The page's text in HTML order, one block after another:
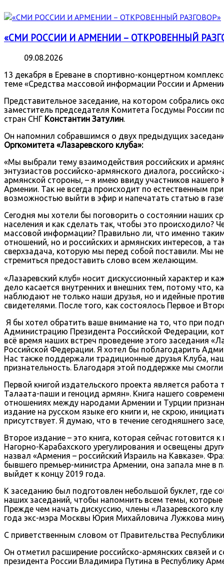
«СМИ РОССИИ И АРМЕНИИ – ОТКРОВЕННЫЙ
09.08.2026
13 декабря в Ереване в спортивно-концертном
теме «Средства массовой информации России и
Представительное заседание, на котором собрались
заместитель председателя Комитета Госдумы России
стран СНГ Константин Затулин.
Он напомнил собравшимся о двух предыдущих
Оргкомитета «Лазаревского клуба»:
«Мы выбрали тему взаимодействия российских и
энтузиастов российско-армянского диалога,
армянской стороны, – я имею ввиду участников
Армении. Так не всегда происходит по естественным
возможностью выйти в эфир и напечатать статью в
Сегодня мы хотели бы поговорить о состоянии наших
населения и как сделать так, чтобы это происходило?
массовой информации? Правильно ли, что именно
отношений, но и российских и армянских интересов, а
сверхзадача, которую мы перед собой поставили. Мы
стремиться предоставить слово всем желающим.
«Лазаревский клуб» носит дискуссионный характер и
дело касается внутренних и внешних тем, потому что,
наблюдают не только наши друзья, но и идейные
свидетелями. После того, как состоялось Первое и
Я бы хотел обратить ваше внимание на то, что при
Администрацию Президента Российской Федерации,
всё время наших встреч проведение этого заседания
Российской Федерации. Я хотел бы поблагодарить
Нас также поддержали традиционные друзья Клуба,
признательность. Благодаря этой поддержке мы
Первой книгой издательского проекта является
Талаата-паши и геноцид армян». Книга нашего
отношениях между народами Армении и Турции
издание на русском языке его книги и, не скрою,
присутствует. Я думаю, что в течение сегодняшнего
Второе издание – это книга, которая сейчас
Нагорно-Карабахского урегулирования и освещены
назвал «Армения – российский Израиль на Кавказе».
бывшего премьер-министра Армении, она запала мне в
выйдет к концу 2019 года.
К заседанию был подготовлен небольшой буклет, где
наших заседаний, чтобы напомнить всем темы,
Прежде чем начать дискуссию, члены «Лазаревского
года экс-мэра Москвы Юрия Михайловича Лужкова
С приветственным словом от Правительства
Он отметил расширение российско-армянских связей
президента России Владимира Путина в Республику